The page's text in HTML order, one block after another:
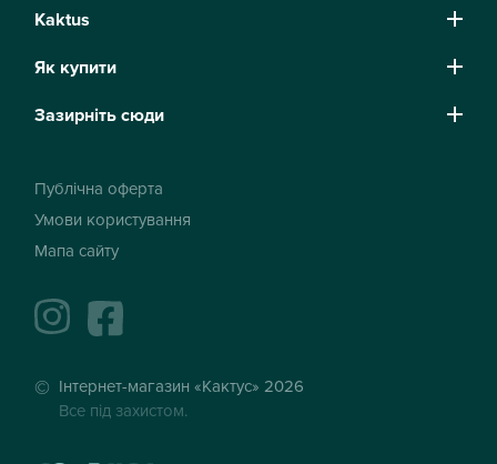
Kaktus
Як купити
Зазирніть сюди
Публічна оферта
Умови користування
Мапа сайту
instagramfacebook
Інтернет-магазин «Кактус» 2026
Все під захистом.